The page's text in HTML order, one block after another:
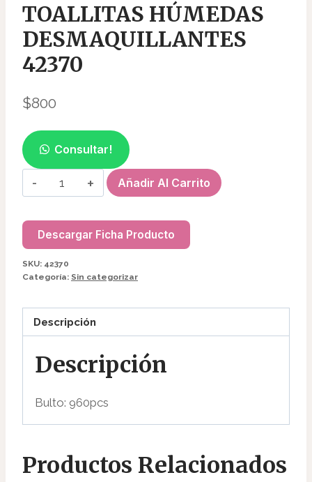
TOALLITAS HÚMEDAS
DESMAQUILLANTES
42370
$800
Consultar!
TOALLITAS
HÚMEDAS
42370
cantidad
Añadir Al Carrito
Descargar Ficha Producto
SKU: 42370
Categoría: Sin categorizar
Descripción
Descripción
Bulto: 960pcs
Productos Relacionados